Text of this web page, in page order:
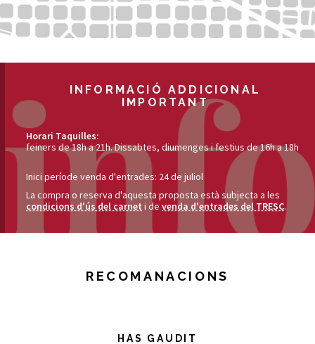
INFORMACIÓ ADDICIONAL
IMPORTANT
Horari Taquilles:
feiners de 18h a 21h. Dissabtes, diumenges i festius de 16h a 18h
Inici període venda d'entrades: 24 de juliol
La compra o reserva d'aquesta proposta està subjecta a les
condicions d'ús del carnet i de venda d'entrades del TRESC.
RECOMANACIONS
HAS GAUDIT